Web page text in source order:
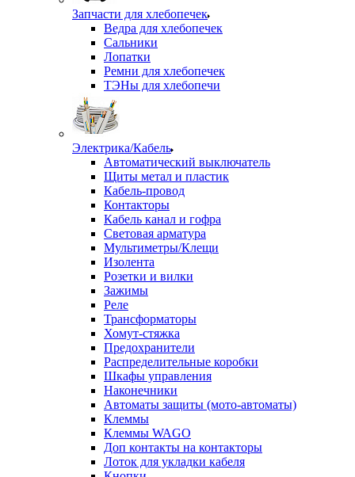
Запчасти для хлебопечек
Ведра для хлебопечек
Сальники
Лопатки
Ремни для хлебопечек
ТЭНы для хлебопечи
Электрика/Кабель
Автоматический выключатель
Щиты метал и пластик
Кабель-провод
Контакторы
Кабель канал и гофра
Световая арматура
Мультиметры/Клещи
Изолента
Розетки и вилки
Зажимы
Реле
Трансформаторы
Хомут-стяжка
Предохранители
Распределительные коробки
Шкафы управления
Наконечники
Автоматы защиты (мото-автоматы)
Клеммы
Клеммы WAGO
Доп контакты на контакторы
Лоток для укладки кабеля